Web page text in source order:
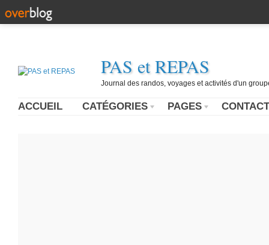
PAS et REPAS
Journal des randos, voyages et activités d'un
ACCUEIL CATÉGORIES PAGES CONTACT